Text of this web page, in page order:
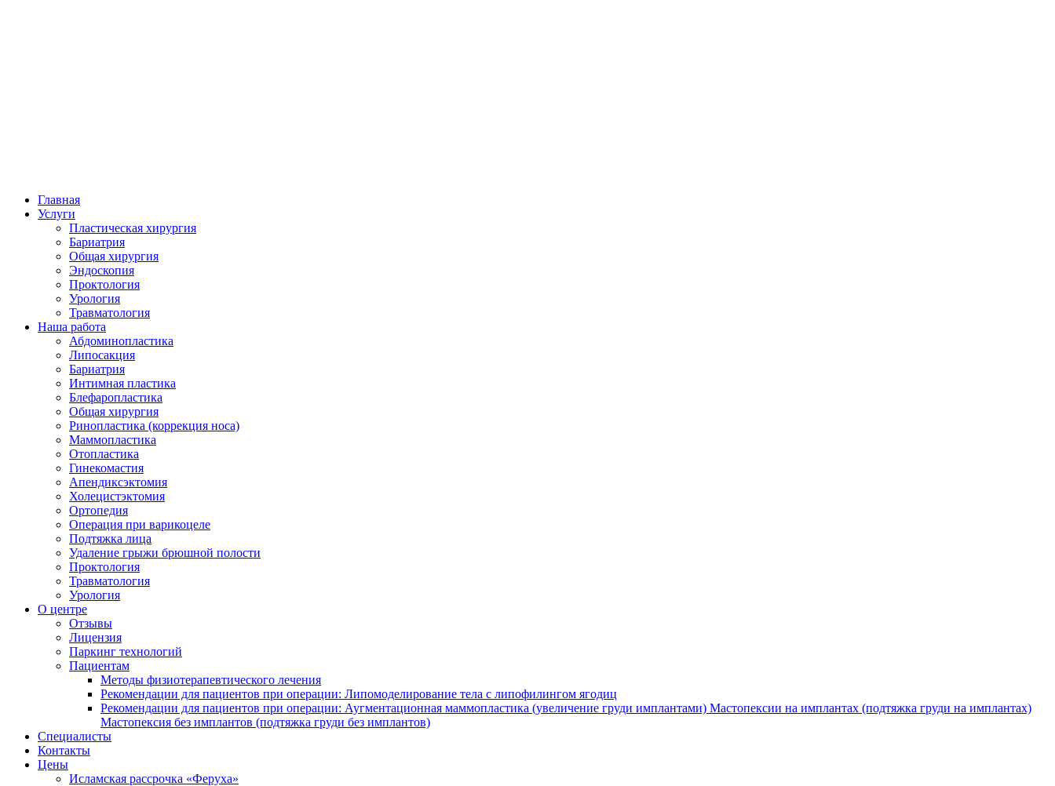
Главная
Услуги
Пластическая хирургия
Бариатрия
Общая хирургия
Эндоскопия
Проктология
Урология
Травматология
Наша работа
Абдоминопластика
Липосакция
Бариатрия
Интимная пластика
Блефаропластика
Общая хирургия
Ринопластика (коррекция носа)
Маммопластика
Отопластика
Гинекомастия
Апендиксэктомия
Холецистэктомия
Ортопедия
Операция при варикоцеле
Подтяжка лица
Удаление грыжи брюшной полости
Проктология
Травматология
Урология
О центре
Отзывы
Лицензия
Паркинг технологий
Пациентам
Методы физиотерапевтического лечения
Рекомендации для пациентов при операции: Липомоделирование тела с липофилингом ягодиц
Рекомендации для пациентов при операции: Аугментационная маммопластика (увеличение груди имплантами) Мастопексии на имплантах (подтяжка груди на имплантах)
Мастопексия без имплантов (подтяжка груди без имплантов)
Специалисты
Контакты
Цены
Исламская рассрочка «Феруха»